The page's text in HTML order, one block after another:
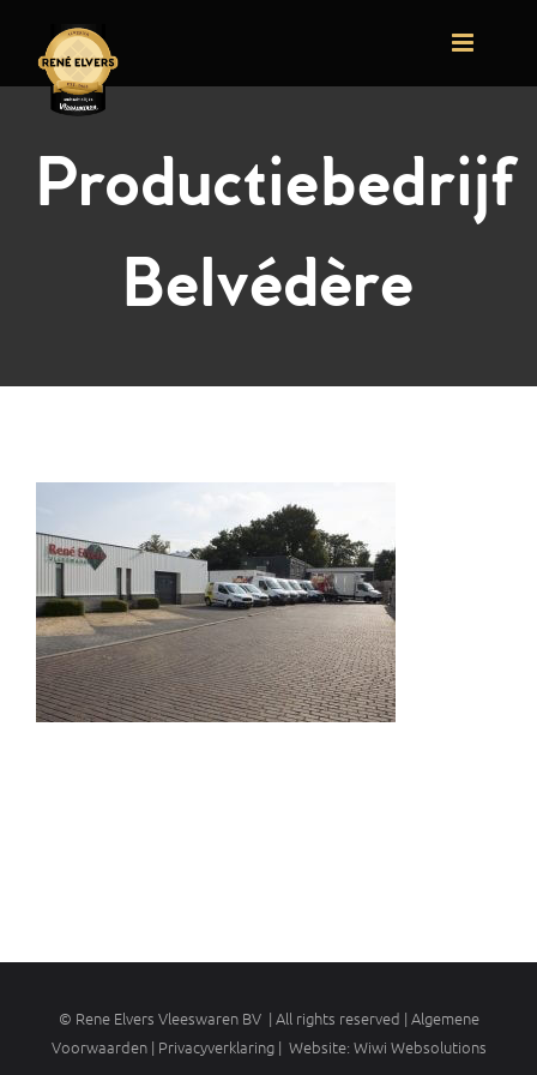
inhoud
Productiebedrijf
Belvédère
© Rene Elvers Vleeswaren BV | All rights reserved | Algemene
Voorwaarden | Privacyverklaring| Website: Wiwi Websolutions